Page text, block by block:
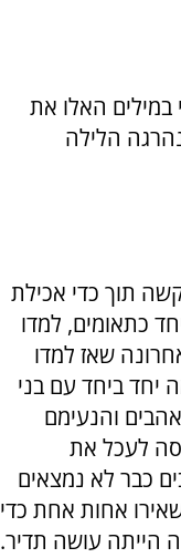
במילים האלו את
הלילה
תוך כדי אכילת
כתאומים, למדו
שאז למדו
יחד ביחד עם בני
והנעימם
לעכל את
כבר לא נמצאים
אחות אחת כדי
עושה תדיר.